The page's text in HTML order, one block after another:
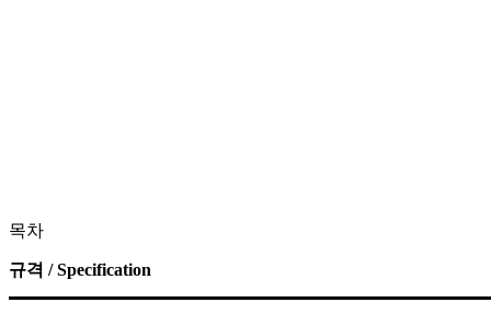
목차
규격 / Specification